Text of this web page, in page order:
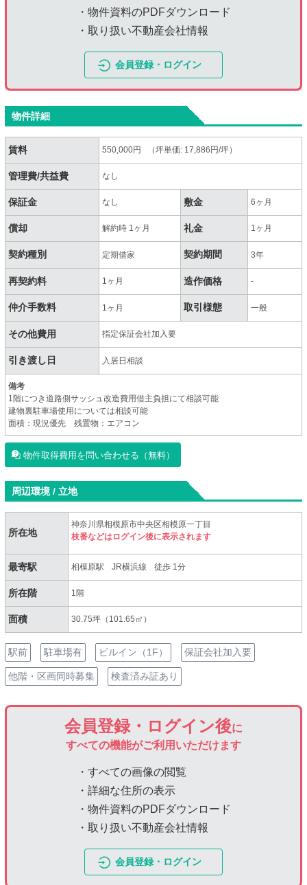
・物件資料のPDFダウンロード
・取り扱い不動産会社情報
会員登録・ログイン
物件詳細
賃料 550,000円 （坪単価: 17,886円/坪）
管理費/共益費 なし
保証金 なし 敷金 6ヶ月
償却 解約時 1ヶ月 礼金 1ヶ月
契約種別 定期借家 契約期間 3年
再契約料 1ヶ月 造作価格 -
仲介手数料 1ヶ月 取引様態 一般
その他費用 指定保証会社加入要
引き渡し日 入居日相談
備考
1階につき道路側サッシュ改造費用借主負担にて相談可能
建物裏駐車場使用については相談可能
面積：現況優先 残置物：エアコン
物件取得費用を問い合わせる（無料）
周辺環境 / 立地
所在地
神奈川県相模原市中央区相模原一丁目
枝番などはログイン後に表示されます
最寄駅 相模原駅 JR横浜線 徒歩 1分
所在階 1階
面積 30.75坪（101.65㎡）
駅前 駐車場有 ビルイン（1F） 保証会社加入要
他階・区画同時募集 検査済み証あり
会員登録・ログイン後に
すべての機能がご利用いただけます
・すべての画像の閲覧
・詳細な住所の表示
・物件資料のPDFダウンロード
・取り扱い不動産会社情報
会員登録・ログイン